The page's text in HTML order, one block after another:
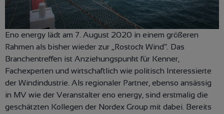
Eno energy lädt am 7. August 2020 in einem größeren
Rahmen als bisher wieder zur „Rostock Wind“. Das
Branchentreffen ist Anziehungspunkt für Kenner,
Fachexperten und wirtschaftlich wie politisch Interessierte
der Windindustrie. Als regionaler Partner, ebenso ansässig
in MV wie der Veranstalter eno energy, sind erstmalig die
geschätzten Kollegen der Nordex Group mit dabei. Bereits